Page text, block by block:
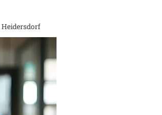
Heidersdorf